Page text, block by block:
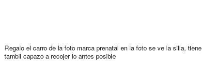
Regalo el carro de la foto marca prenatal en la foto se ve la silla, tiene
tambil capazo a recojer lo antes posible